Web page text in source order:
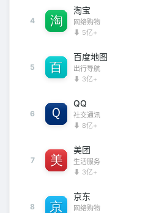
4
淘宝
网络购物
⬇ 5亿+
5
百度地图
出行导航
⬇ 3亿+
6
QQ
社交通讯
⬇ 8亿+
7
美团
生活服务
⬇ 3亿+
8
京东
网络购物